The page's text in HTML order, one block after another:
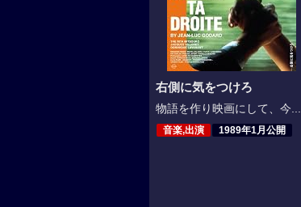
右側に気をつけろ
物語を作り映画にして、今...
音楽,出演 1989年1月公開